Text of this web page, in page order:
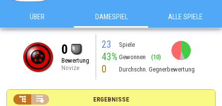
ÜBER DAMESPIEL ALLE SPIELE
0
Bewertung
Novize
23 Spiele
43% Gewonnen (10)
0 Durchschn. Gegnerbewertung
ERGEBNISSE
 